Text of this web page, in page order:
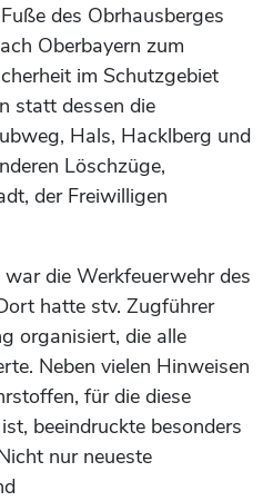
des Obrhausberges
Oberbayern zum
im Schutzgebiet
statt dessen die
Hals, Hacklberg und
Löschzüge,
der Freiwilligen
war die Werkfeuerwehr des
hatte stv. Zugführer
organisiert, die alle
Neben vielen Hinweisen
für die diese
beeindruckte besonders
nur neueste